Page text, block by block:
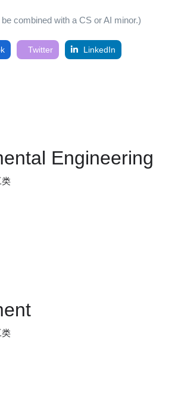
combined with a CS or AI minor.)
Twitter LinkedIn
Engineering
类
类